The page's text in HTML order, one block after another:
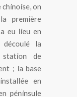
on
première
eu lieu en
la
de
; la base
en
péninsule